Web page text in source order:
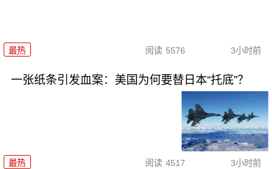
最热 阅读 5576 3小时前
一张纸条引发血案：美国为何要替日本“托底”？
最热 阅读 4517 3小时前